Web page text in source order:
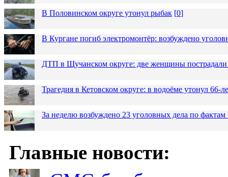
В Половинском округе утонул рыбак [0]
В Кургане погиб электромонтёр: возбуждено
ДТП в Щучанском округе: две женщины пострадали
Трагедия в Кетовском округе: в водоёме утонул 66-
За неделю возбуждено 23 уголовных дела по
Главные новости: